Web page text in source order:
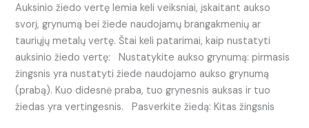
Auksinio žiedo vertę lemia keli veiksniai, įskaitant aukso
svorį, grynumą bei žiede naudojamų brangakmenių ar
tauriųjų metalų vertę. Štai keli patarimai, kaip nustatyti
auksinio žiedo vertę: Nustatykite aukso grynumą: pirmasis
žingsnis yra nustatyti žiede naudojamo aukso grynumą
(prabą). Kuo didesnė praba, tuo grynesnis auksas ir tuo
žiedas yra vertingesnis. Pasverkite žiedą: Kitas žingsnis
vertę?